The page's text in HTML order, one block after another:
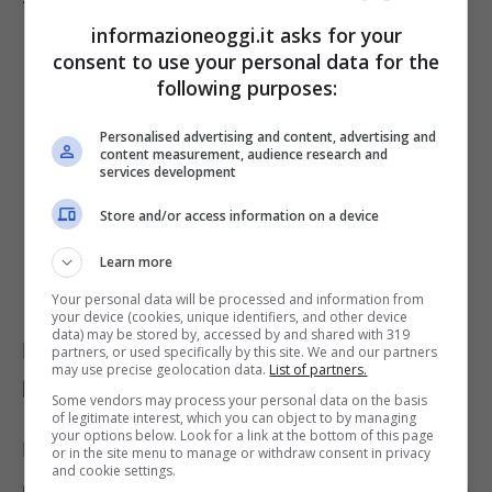
Poniamo più attenzione a questa
banconota da 5 euro, ecco perché
In pratica, per tutti coloro che non fanno
informazioneoggi.it asks for your
consent to use your personal data for the
following purposes:
Personalised advertising and content, advertising and
content measurement, audience research and
services development
Store and/or access information on a device
Learn more
Your personal data will be processed and information from
your device (cookies, unique identifiers, and other device
data) may be stored by, accessed by and shared with 319
partners, or used specifically by this site. We and our partners
may use precise geolocation data. List of partners.
Some vendors may process your personal data on the basis
of legitimate interest, which you can object to by managing
your options below. Look for a link at the bottom of this page
or in the site menu to manage or withdraw consent in privacy
and cookie settings.